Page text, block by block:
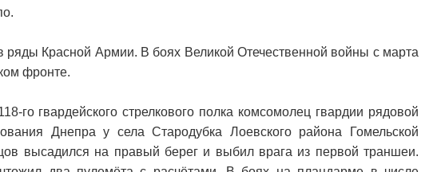
ряды Красной Армии. В боях Великой Отечественной войны с марта
фронте.
го гвардейского стрелкового полка комсомолец гвардии рядовой
Днепра у села Стародубка Лоевского района Гомельской
высадился на правый берег и выбил врага из первой траншеи.